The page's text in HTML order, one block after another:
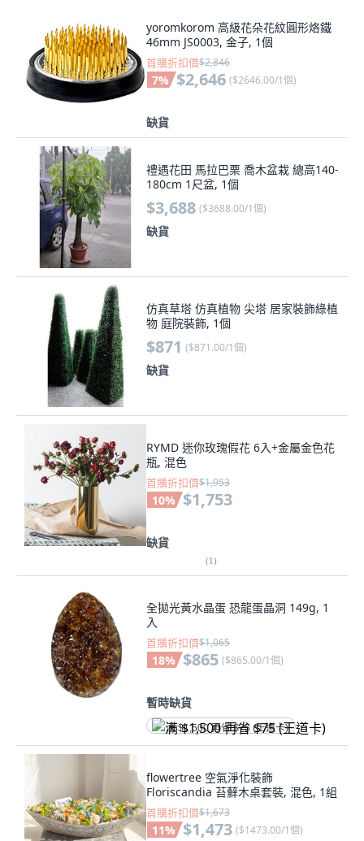
yoromkorom 高級花朵花紋圓形烙鐵
46mm JS0003, 金子, 1個
首購折扣價$2,846
7% $2,646 ($2646.00/1個)
缺貨
禮遇花田 馬拉巴栗 喬木盆栽 總高140-
180cm 1尺盆, 1個
$3,688 ($3688.00/1個)
缺貨
仿真草塔 仿真植物 尖塔 居家裝飾綠植
物 庭院裝飾, 1個
$871 ($871.00/1個)
缺貨
RYMD 迷你玫瑰假花 6入+金屬金色花
瓶, 混色
首購折扣價$1,953
10% $1,753
缺貨
(1)
全拋光黃水晶蛋 恐龍蛋晶洞 149g, 1
入
首購折扣價$1,065
18% $865 ($865.00/1個)
暫時缺貨
满 $1,500 再省 $75 (王道卡)
flowertree 空氣淨化裝飾
Floriscandia 苔蘚木桌套裝, 混色, 1組
首購折扣價$1,673
11% $1,473 ($1473.00/1個)